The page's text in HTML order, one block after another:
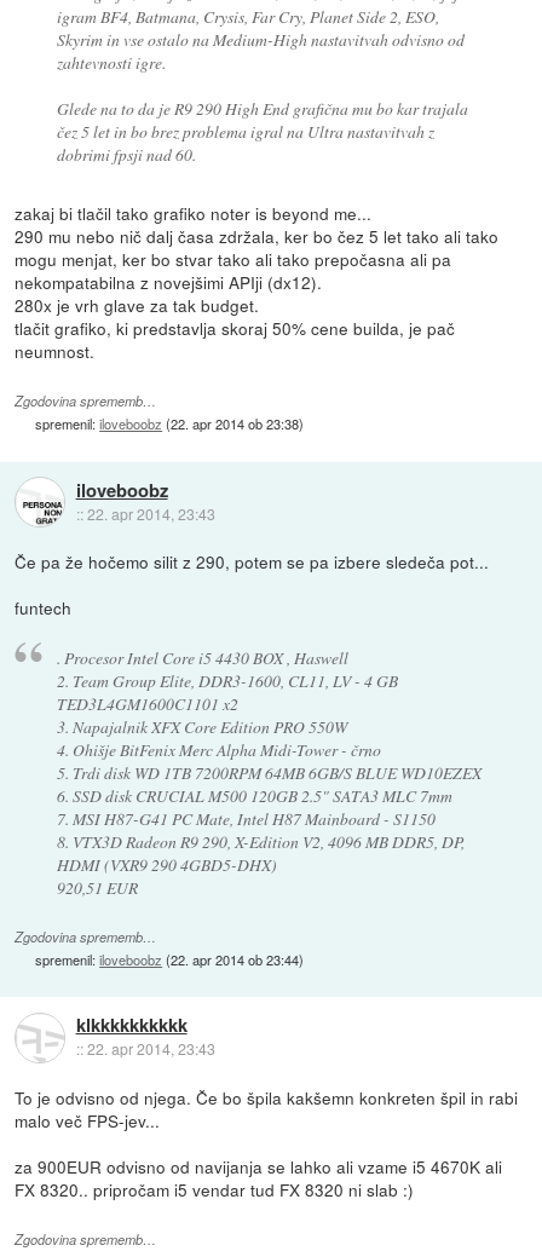
igram BF4, Batmana, Crysis, Far Cry, Planet Side 2, ESO,
Skyrim in vse ostalo na Medium-High nastavitvah odvisno od
zahtevnosti igre.
Glede na to da je R9 290 High End grafična mu bo kar trajala
čez 5 let in bo brez problema igral na Ultra nastavitvah z
dobrimi fpsji nad 60.
zakaj bi tlačil tako grafiko noter is beyond me...
290 mu nebo nič dalj časa zdržala, ker bo čez 5 let tako ali tako
mogu menjat, ker bo stvar tako ali tako prepočasna ali pa
nekompatabilna z novejšimi APIji (dx12).
280x je vrh glave za tak budget.
tlačit grafiko, ki predstavlja skoraj 50% cene builda, je pač
neumnost.
Zgodovina sprememb…
spremenil:iloveboobz (22. apr 2014 ob 23:38)
iloveboobz
::22. apr 2014, 23:43
Če pa že hočemo silit z 290, potem se pa izbere sledeča pot...
funtech
. Procesor Intel Core i5 4430 BOX , Haswell
2. Team Group Elite, DDR3-1600, CL11, LV - 4 GB
TED3L4GM1600C1101 x2
3. Napajalnik XFX Core Edition PRO 550W
4. Ohišje BitFenix Merc Alpha Midi-Tower - črno
5. Trdi disk WD 1TB 7200RPM 64MB 6GB/S BLUE WD10EZEX
6. SSD disk CRUCIAL M500 120GB 2.5" SATA3 MLC 7mm
7. MSI H87-G41 PC Mate, Intel H87 Mainboard - S1150
8. VTX3D Radeon R9 290, X-Edition V2, 4096 MB DDR5, DP,
HDMI (VXR9 290 4GBD5-DHX)
920,51 EUR
Zgodovina sprememb…
spremenil:iloveboobz (22. apr 2014 ob 23:44)
klkkkkkkkkkk
::22. apr 2014, 23:43
To je odvisno od njega. Če bo špila kakšemn konkreten špil in rabi
malo več FPS-jev...
za 900EUR odvisno od navijanja se lahko ali vzame i5 4670K ali
FX 8320.. pripročam i5 vendar tud FX 8320 ni slab :)
Zgodovina sprememb…